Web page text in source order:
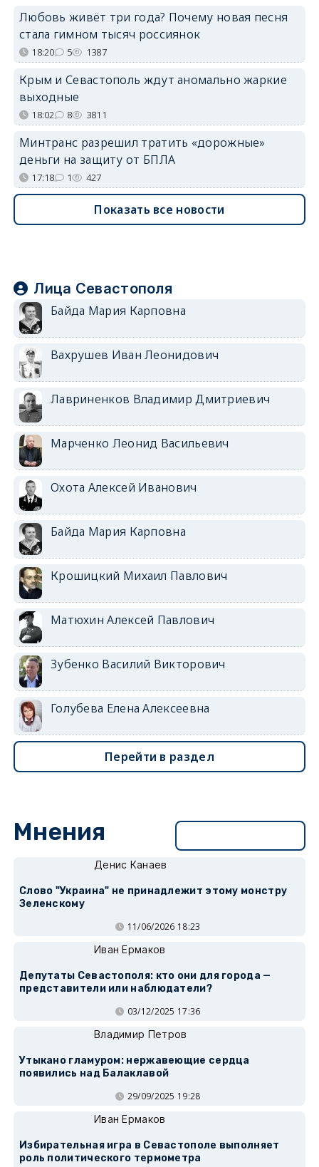
Любовь живёт три года? Почему новая песня
стала гимном тысяч россиянок
18:20 5 1387
Крым и Севастополь ждут аномально жаркие
выходные
18:02 8 3811
Минтранс разрешил тратить «дорожные»
деньги на защиту от БПЛА
17:18 1 427
Показать все новости
Лица Севастополя
Байда Мария Карповна
Вахрушев Иван Леонидович
Лавриненков Владимир Дмитриевич
Марченко Леонид Васильевич
Охота Алексей Иванович
Байда Мария Карповна
Крошицкий Михаил Павлович
Матюхин Алексей Павлович
Зубенко Василий Викторович
Голубева Елена Алексеевна
Перейти в раздел
Мнения
Денис Канаев
Слово "Украина" не принадлежит этому монстру
Зеленскому
11/06/2026 18:23
Иван Ермаков
Депутаты Севастополя: кто они для города —
представители или наблюдатели?
03/12/2025 17:36
Владимир Петров
Утыкано гламуром: нержавеющие сердца
появились над Балаклавой
29/09/2025 19:28
Иван Ермаков
Избирательная игра в Севастополе выполняет
роль политического термометра